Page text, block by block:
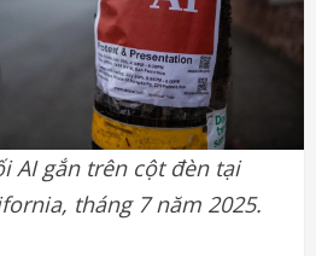
AI gắn trên cột đèn tại
tháng 7 năm 2025.